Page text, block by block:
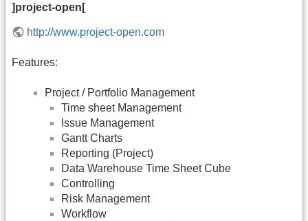
]project-open[
http://www.project-open.com
Features:
Project / Portfolio Management
Time sheet Management
Issue Management
Gantt Charts
Reporting (Project)
Data Warehouse Time Sheet Cube
Controlling
Risk Management
Workflow